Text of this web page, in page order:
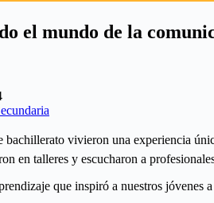
el mundo de la
bachillerato vivieron una experiencia
en talleres y escucharon a
que inspiró a nuestros